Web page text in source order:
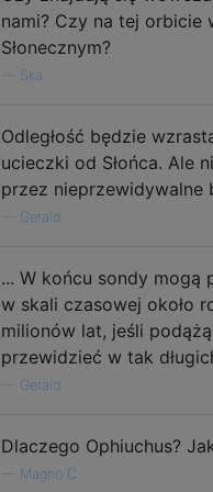
nami? Czy na tej orbicie
Słonecznym?
Ska
Odległość będzie
ucieczki od Słońca. Ale
przez nieprzewidywalne
Gerald
... W końcu sondy mogą
w skali czasowej około
milionów lat, jeśli
przewidzieć w tak
Gerald
Dlaczego Ophiuchus?
Magno C